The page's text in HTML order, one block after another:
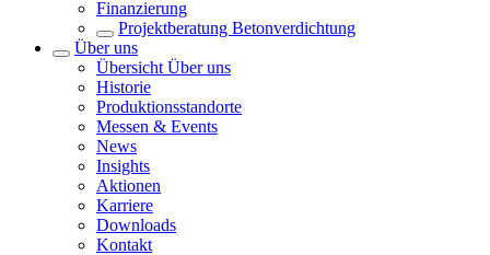
Finanzierung
Projektberatung Betonverdichtung
Über uns
Übersicht Über uns
Historie
Produktionsstandorte
Messen & Events
News
Insights
Aktionen
Karriere
Downloads
Kontakt